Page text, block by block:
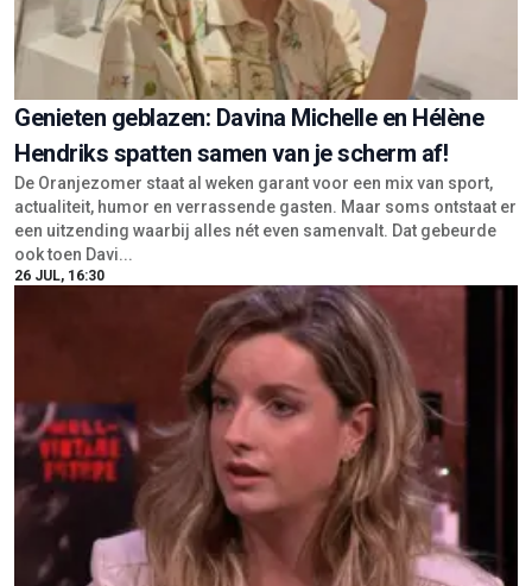
Genieten geblazen: Davina Michelle en Hélène
Hendriks spatten samen van je scherm af!
De Oranjezomer staat al weken garant voor een mix van sport,
actualiteit, humor en verrassende gasten. Maar soms ontstaat er
een uitzending waarbij alles nét even samenvalt. Dat gebeurde
ook toen Davi...
26 JUL, 16:30